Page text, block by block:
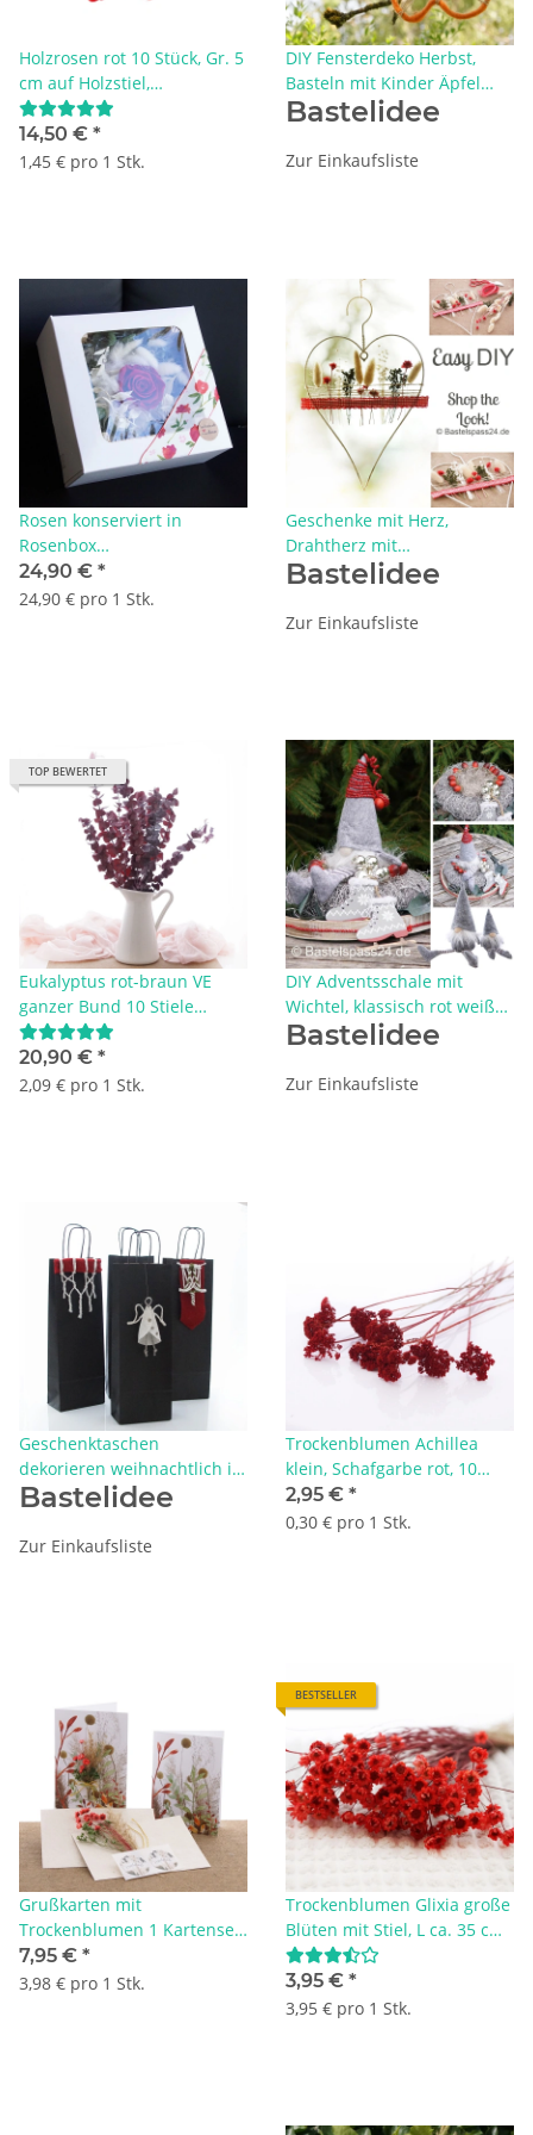
Holzrosen rot 10 Stück, Gr. 5
cm auf Holzstiel,
Trockenfloristik und
Grabschmuck
14,50 € *
1,45 € pro 1 Stk.
DIY Fensterdeko Herbst,
Basteln mit Kinder Äpfel
und Birnen aus Wolldraht,
Bastelidee
Zur Einkaufsliste
Rosen konserviert in
Rosenbox
Geschenkverpackung 1 Rose
mit Eukalyptus und Lagurus
24,90 € *
24,90 € pro 1 Stk.
Geschenke mit Herz,
Drahtherz mit
Trockenblumen
Bastelidee
Zur Einkaufsliste
TOP BEWERTET
Eukalyptus rot-braun VE
ganzer Bund 10 Stiele
präparierte, haltbare
Eukalyptusblätter
Trockenblumen Deko
20,90 € *
2,09 € pro 1 Stk.
DIY Adventsschale mit
Wichtel, klassisch rot weiß
grau, Tischdeko Advent
Bastelidee
Zur Einkaufsliste
Geschenktaschen
dekorieren weihnachtlich im
Easy-Makramee Look
Bastelidee
Zur Einkaufsliste
Trockenblumen Achillea
klein, Schafgarbe rot, 10
Stück, haltbare kleine Blüten
2,95 € *
0,30 € pro 1 Stk.
Grußkarten mit
Trockenblumen 1 Kartenset
mit 2 Karten, Bastelset mit
Doppelgrußkarten
7,95 € *
3,98 € pro 1 Stk.
BESTSELLER
Trockenblumen Glixia große
Blüten mit Stiel, L ca. 35 cm,
hellrot
3,95 € *
3,95 € pro 1 Stk.